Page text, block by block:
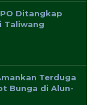
Ditangkap
Taliwang
Terduga
Bunga di Alun-